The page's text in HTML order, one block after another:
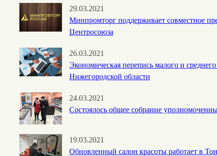
29.03.2021
Минпромторг поддерживает совместное
Центросоюза
26.03.2021
Экономическая перепись малого и
Нижегородской области
24.03.2021
Состоялось общее собрание
19.03.2021
Обновленный салон красоты работает в